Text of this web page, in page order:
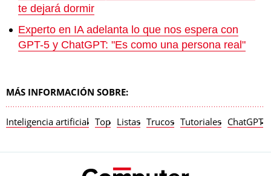
te dejará dormir
Experto en IA adelanta lo que nos espera con
GPT-5 y ChatGPT: "Es como una persona real"
MÁS INFORMACIÓN SOBRE:
Inteligencia artificial Top Listas Trucos Tutoriales ChatGPT